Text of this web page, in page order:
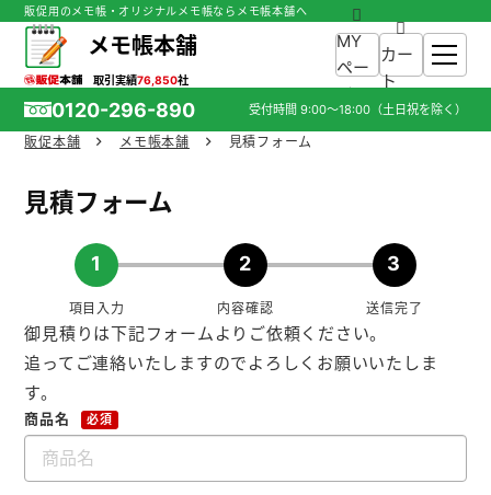
販促用のメモ帳・オリジナルメモ帳ならメモ帳本舗へ
メモ帳本舗
取引実績76,850社
MY
ペー
ジ
カー
ト
0120-296-890 受付時間 9:00～18:00（土日祝を除く）
ご利用ガイド
入稿ガイド
販促本舗 メモ帳本舗 見積フォーム
見積フォーム
1
項目入力
2
内容確認
3
送信完了
御見積りは下記フォームよりご依頼ください。
追ってご連絡いたしますのでよろしくお願いいたしま
す。
商品名 必須